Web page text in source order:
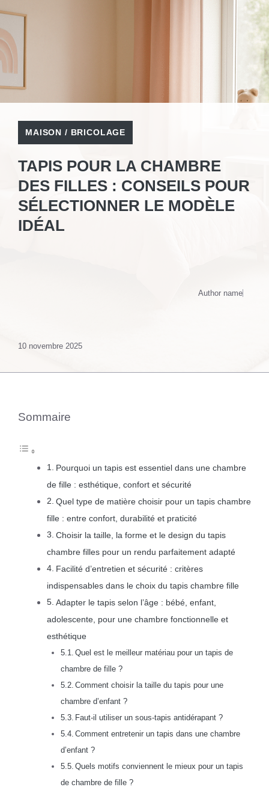
MAISON / BRICOLAGE
TAPIS POUR LA CHAMBRE
DES FILLES : CONSEILS POUR
SÉLECTIONNER LE MODÈLE
IDÉAL
Author name
10 novembre 2025
Sommaire
Pourquoi un tapis est essentiel dans une chambre
de fille : esthétique, confort et sécurité
Quel type de matière choisir pour un tapis chambre
fille : entre confort, durabilité et praticité
Choisir la taille, la forme et le design du tapis
chambre filles pour un rendu parfaitement adapté
Facilité d’entretien et sécurité : critères
indispensables dans le choix du tapis chambre fille
Adapter le tapis selon l’âge : bébé, enfant,
adolescente, pour une chambre fonctionnelle et
esthétique
Quel est le meilleur matériau pour un tapis de
chambre de fille ?
Comment choisir la taille du tapis pour une
chambre d’enfant ?
Faut-il utiliser un sous-tapis antidérapant ?
Comment entretenir un tapis dans une chambre
d’enfant ?
Quels motifs conviennent le mieux pour un tapis
de chambre de fille ?